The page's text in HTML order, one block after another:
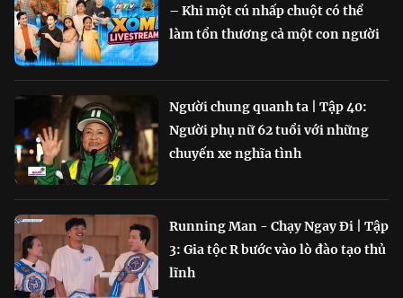
– Khi một cú nhấp chuột có thể
làm tổn thương cả một con người
Người chung quanh ta | Tập 40:
Người phụ nữ 62 tuổi với những
chuyến xe nghĩa tình
Running Man - Chạy Ngay Đi | Tập
3: Gia tộc R bước vào lò đào tạo thủ
lĩnh